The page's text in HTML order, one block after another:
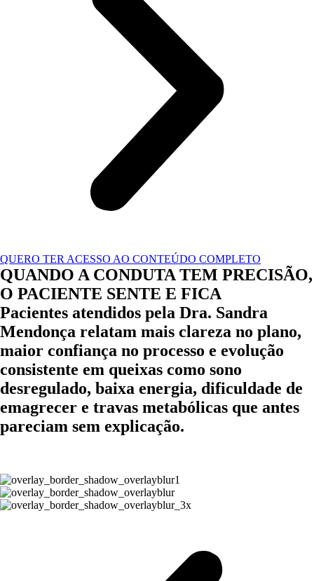
QUERO TER ACESSO AO CONTEÚDO COMPLETO
QUANDO A CONDUTA TEM PRECISÃO,
O PACIENTE SENTE E FICA
Pacientes atendidos pela Dra. Sandra
Mendonça relatam mais clareza no plano,
maior confiança no processo e evolução
consistente em queixas como sono
desregulado, baixa energia, dificuldade de
emagrecer e travas metabólicas que antes
pareciam sem explicação.